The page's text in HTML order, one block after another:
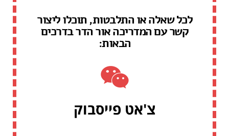
לכל שאלה או התלבטות, תוכלו ליצור
קשר עם המדריכה אור הדר בדרכים
הבאות:
צ'אט פייסבוק